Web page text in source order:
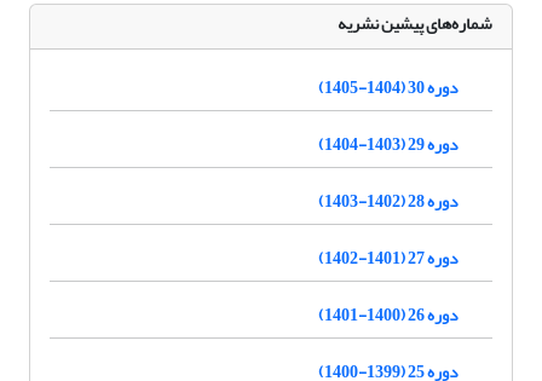
شماره‌های پیشین نشریه
دوره 30 (1404-1405)
دوره 29 (1403-1404)
دوره 28 (1402-1403)
دوره 27 (1401-1402)
دوره 26 (1400-1401)
دوره 25 (1399-1400)